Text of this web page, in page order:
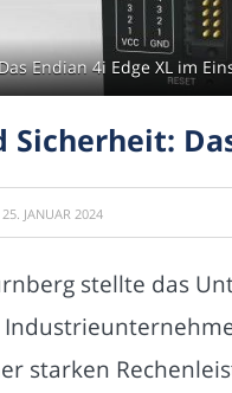
Endian 4i Edge XL im
25. JANUAR 2024
stellte das
starken